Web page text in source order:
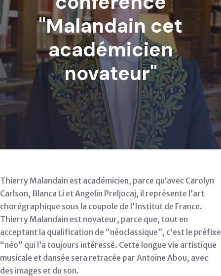
"Malandain cet
académicien
novateur"
Thierry Malandain est académicien, parce qu‘avec Carolyn
Carlson, Blanca Li et Angelin Preljocaj, il représente l’art
chorégraphique sous la coupole de l’Institut de France.
Thierry Malandain est novateur, parce que, tout en
acceptant la qualification de “néoclassique”, c’est le préfixe
“néo” qui l’a toujours intéressé. Cette longue vie artistique
musicale et dansée sera retracée par Antoine Abou, avec
des images et du son.